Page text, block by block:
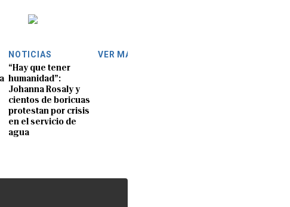
NOTICIAS
“Hay que tener
humanidad”:
Johanna Rosaly y
cientos de boricuas
protestan por crisis
en el servicio de
agua
VER MÁS